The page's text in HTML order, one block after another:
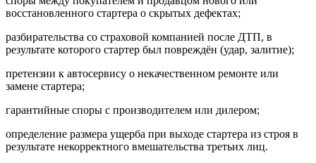
восстановленного стартера о скрытых дефектах;
разбирательства со страховой компанией после ДТП, в
результате которого стартер был повреждён (удар, залитие);
претензии к автосервису о некачественном ремонте или
замене стартера;
гарантийные споры с производителем или дилером;
определение размера ущерба при выходе стартера из строя в
результате некорректного вмешательства третьих лиц.